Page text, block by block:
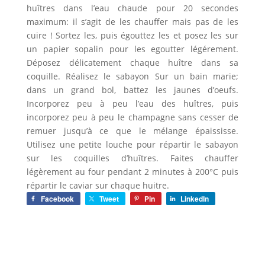
huîtres dans l’eau chaude pour 20 secondes
maximum: il s’agit de les chauffer mais pas de les
cuire ! Sortez les, puis égouttez les et posez les sur
un papier sopalin pour les egoutter légérement.
Déposez délicatement chaque huître dans sa
coquille. Réalisez le sabayon Sur un bain marie;
dans un grand bol, battez les jaunes d’oeufs.
Incorporez peu à peu l’eau des huîtres, puis
incorporez peu à peu le champagne sans cesser de
remuer jusqu’à ce que le mélange épaississe.
Utilisez une petite louche pour répartir le sabayon
sur les coquilles d’huîtres. Faites chauffer
légèrement au four pendant 2 minutes à 200°C puis
répartir le caviar sur chaque huitre.
Facebook Tweet Pin LinkedIn